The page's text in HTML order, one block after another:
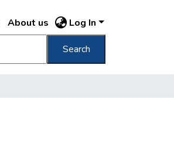
About us Log In
Search